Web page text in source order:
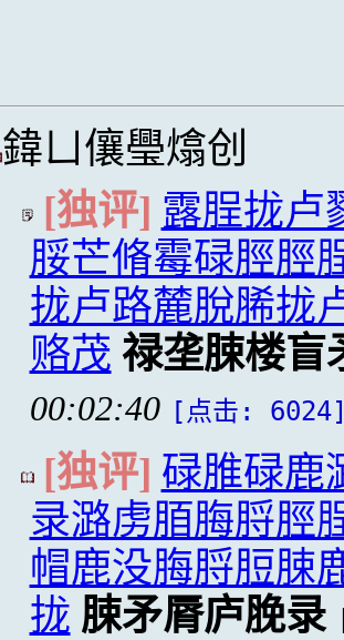
鍏ㄩ儴璺熻创
[独评] 露脭拢卢
脮芒脩霉碌脛脛
拢卢路麓脫脪拢
赂茂 禄垄脨楼盲
00:02:40 [点击:
[独评] 碌脽碌鹿
录潞虏脜脢脟脛
帽鹿没脢脟脰脨
拢 脨矛脣庐脕录